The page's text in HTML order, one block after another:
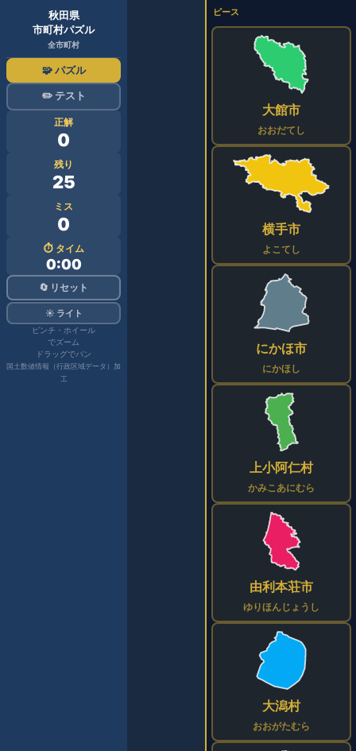
秋田県
市町村パズル
全市町村
🧩 パズル
✏️ テスト
正解
0
残り
25
ミス
0
⏱ タイム
0:00
🔄 リセット
☀️ ライト
ピンチ・ホイール
でズーム
ドラッグでパン
国土数値情報（行政区域データ）加
工
ピース
大館市
おおだてし
横手市
よこてし
にかほ市
にかほし
上小阿仁村
かみこあにむら
由利本荘市
ゆりほんじょうし
大潟村
おおがたむら